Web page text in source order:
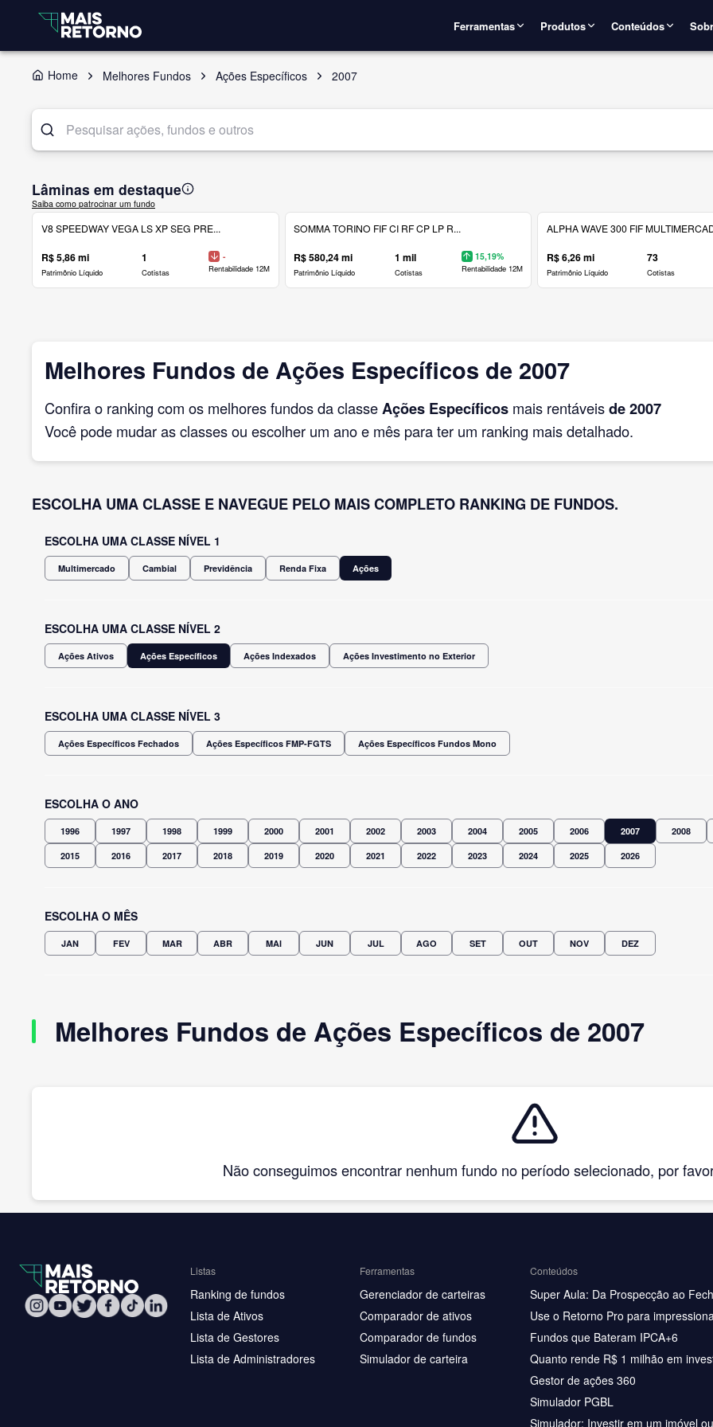
Ferramentas Produtos Conteúdos
Home Melhores Fundos Ações Específicos 2007
Lâminas em destaque
Saiba como patrocinar um fundo
V8 SPEEDWAY VEGA LS XP SEG PRE...
R$ 5,86 mi
Patrimônio Líquido
1
Cotistas
-
Rentabilidade 12M
SOMMA TORINO FIF CI RF CP LP R...
R$ 580,24 mi
Patrimônio Líquido
1 mil
Cotistas
15,19%
Rentabilidade 12M
ALPHA WAVE 300 FIF
R$ 6,26 mi
Patrimônio Líquido
73
Cotistas
Melhores Fundos de Ações Específicos de 2007
Confira o ranking com os melhores fundos da classeAções Específicos mais rentáveisde 2007
Você pode mudar as classes ou escolher um ano e mês para ter um ranking mais detalhado.
ESCOLHA UMA CLASSE E NAVEGUE PELO MAIS COMPLETO RANKING DE FUNDOS.
ESCOLHA UMA CLASSE NÍVEL 1
Multimercado Cambial Previdência Renda Fixa Ações
ESCOLHA UMA CLASSE NÍVEL 2
Ações Ativos Ações Específicos Ações Indexados Ações Investimento no Exterior
ESCOLHA UMA CLASSE NÍVEL 3
Ações Específicos Fechados Ações Específicos FMP-FGTS Ações Específicos Fundos Mono
ESCOLHA O ANO
1996 1997 1998 1999 2000 2001 2002 2003 2004 2005 2006 2007 2008
2015 2016 2017 2018 2019 2020 2021 2022 2023 2024 2025 2026
ESCOLHA O MÊS
JAN FEV MAR ABR MAI JUN JUL AGO SET OUT NOV DEZ
Melhores Fundos de Ações Específicos de 2007
Não conseguimos encontrar nenhum fundo no período selecionado, por
Listas
Ranking de fundos
Lista de Ativos
Lista de Gestores
Lista de Administradores
Ferramentas
Gerenciador de carteiras
Comparador de ativos
Comparador de fundos
Simulador de carteira
Conteúdos
Super Aula: Da Prospecção ao
Use o Retorno Pro para
Fundos que Bateram IPCA+6
Quanto rende R$ 1 milhão em
Gestor de ações 360
Simulador PGBL
Simulador: Investir em um imóvel